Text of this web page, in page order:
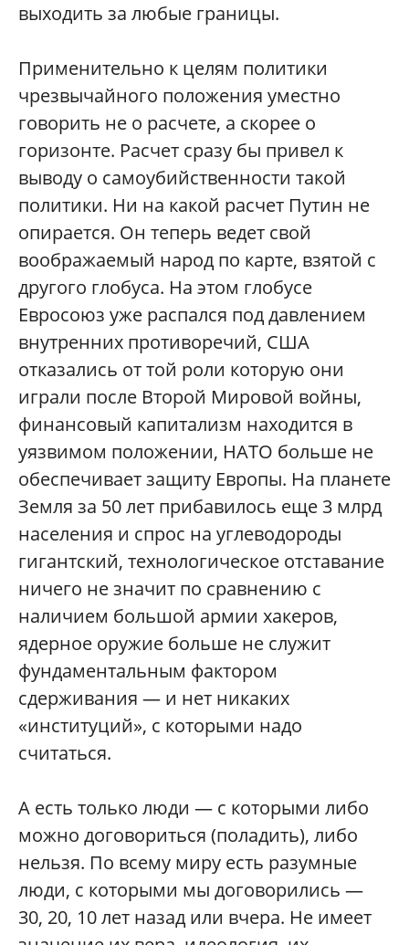
выходить за любые границы.
Применительно к целям политики
чрезвычайного положения уместно
говорить не о расчете, а скорее о
горизонте. Расчет сразу бы привел к
выводу о самоубийственности такой
политики. Ни на какой расчет Путин не
опирается. Он теперь ведет свой
воображаемый народ по карте, взятой с
другого глобуса. На этом глобусе
Евросоюз уже распался под давлением
внутренних противоречий, США
отказались от той роли которую они
играли после Второй Мировой войны,
финансовый капитализм находится в
уязвимом положении, НАТО больше не
обеспечивает защиту Европы. На планете
Земля за 50 лет прибавилось еще 3 млрд
населения и спрос на углеводороды
гигантский, технологическое отставание
ничего не значит по сравнению с
наличием большой армии хакеров,
ядерное оружие больше не служит
фундаментальным фактором
сдерживания — и нет никаких
«институций», с которыми надо
считаться.
А есть только люди — с которыми либо
можно договориться (поладить), либо
нельзя. По всему миру есть разумные
люди, с которыми мы договорились —
30, 20, 10 лет назад или вчера. Не имеет